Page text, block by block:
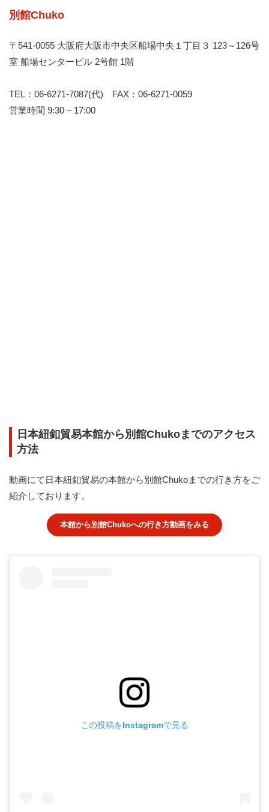
別館Chuko
〒541-0055 大阪府大阪市中央区船場中央１丁目３ 123～126号
室 船場センタービル 2号館 1階
TEL：06-6271-7087(代) FAX：06-6271-0059
営業時間 9:30 – 17:00
日本紐釦貿易本館から別館Chukoまでのアクセス
方法
動画にて日本紐釦貿易の本館から別館Chukoまでの行き方をご
紹介しております。
本館から別館Chukoへの行き方動画をみる
この投稿をInstagramで見る